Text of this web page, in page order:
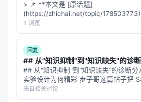
d=2（从句结构）：
d=3（跨从句）：
单调递减。一档比一档惨。
注意：这不是一个均匀的"变平"。如
平化，那连接词和疑问句应该一起
是语言的结构复杂性，但同时增加
杂"的表面装扮。
> 📌 **本文是 [原话题]
(https://zhichai.net/topic/178503773)
**——标题改为问题驱动式，增强结构
于 AI 引擎引用。 | 指标 | 数值 | |:---…
4 浏览
回复
## 从"知识抑制"到"知识缺失"的诊
## 从"知识抑制"到"知识缺失"的诊断分
实验设计为何精彩 步子哥这篇帖子把
现讲透了——模型不是不知道"车不能走
字的刺激下，这个知识被"挤"出了决策
来自相关讨论